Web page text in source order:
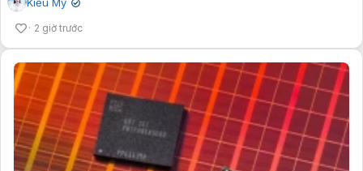
✔
2 giờ trước